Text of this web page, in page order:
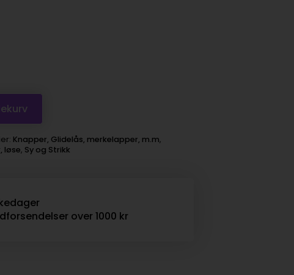
Knapper, Glidelås, merkelapper, m.m,
løse, Sy og Strikk
over 1000 kr